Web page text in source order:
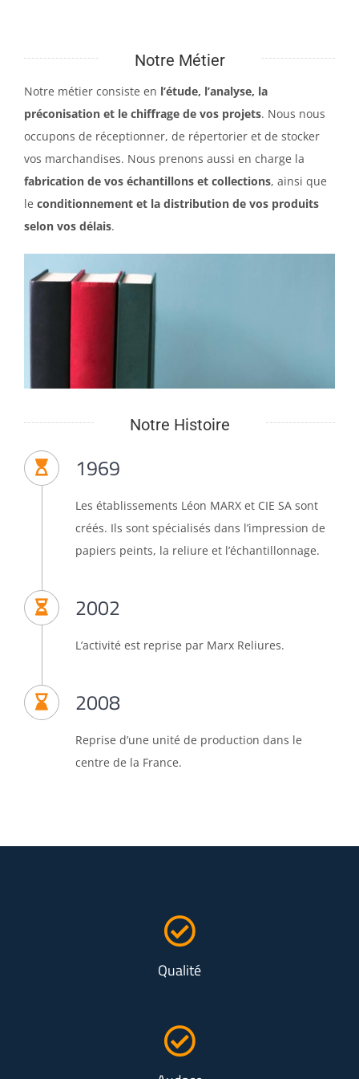
Notre Métier
Notre métier consiste en l’étude, l’analyse, la
préconisation et le chiffrage de vos projets. Nous nous
occupons de réceptionner, de répertorier et de stocker
vos marchandises. Nous prenons aussi en charge la
fabrication de vos échantillons et collections, ainsi que
le conditionnement et la distribution de vos produits
selon vos délais.
Notre Histoire
1969
Les établissements Léon MARX et CIE SA sont
créés. Ils sont spécialisés dans l’impression de
papiers peints, la reliure et l’échantillonnage.
2002
L’activité est reprise par Marx Reliures.
2008
Reprise d’une unité de production dans le
centre de la France.
Qualité